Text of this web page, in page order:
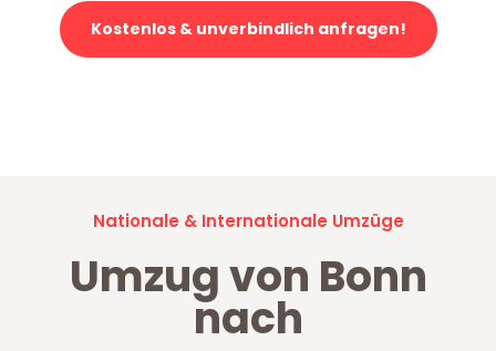
Kostenlos & unverbindlich anfragen!
Nationale & Internationale Umzüge
Umzug von Bonn
nach